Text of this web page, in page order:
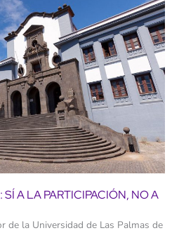
A LA PARTICIPACIÓN, NO A
la Universidad de Las Palmas de